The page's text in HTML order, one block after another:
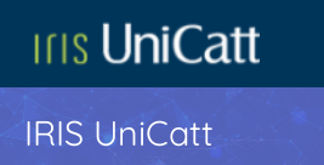
IRIS UniCatt